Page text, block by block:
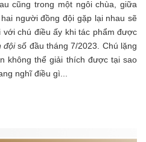
cũng trong một ngôi chùa, giữa
người đồng đội gặp lại nhau sẽ
với chú điều ấy khi tác phẩm được
độisố đầu tháng 7/2023. Chú lặng
không thể giải thích được tại sao
nghĩ điều gì...